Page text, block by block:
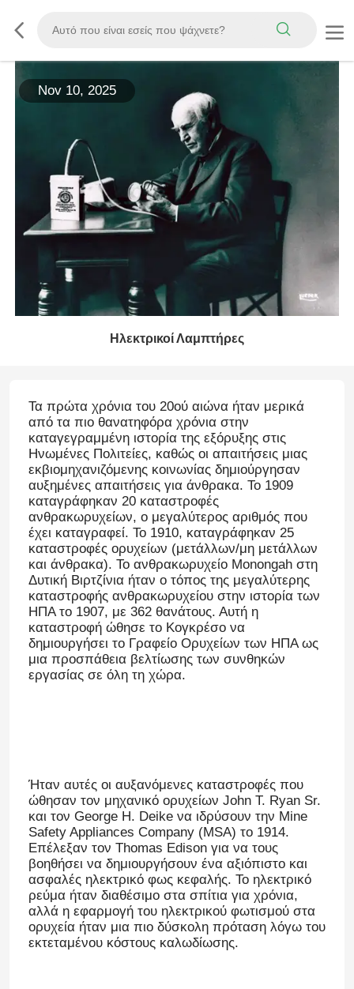
Nov 10, 2025
Ηλεκτρικοί Λαμπτήρες
Τα πρώτα χρόνια του 20ού αιώνα ήταν μερικά
από τα πιο θανατηφόρα χρόνια στην
καταγεγραμμένη ιστορία της εξόρυξης στις
Ηνωμένες Πολιτείες, καθώς οι απαιτήσεις μιας
εκβιομηχανιζόμενης κοινωνίας δημιούργησαν
αυξημένες απαιτήσεις για άνθρακα. Το 1909
καταγράφηκαν 20 καταστροφές
ανθρακωρυχείων, ο μεγαλύτερος αριθμός που
έχει καταγραφεί. Το 1910, καταγράφηκαν 25
καταστροφές ορυχείων (μετάλλων/μη μετάλλων
και άνθρακα). Το ανθρακωρυχείο Monongah στη
Δυτική Βιρτζίνια ήταν ο τόπος της μεγαλύτερης
καταστροφής ανθρακωρυχείου στην ιστορία των
ΗΠΑ το 1907, με 362 θανάτους. Αυτή η
καταστροφή ώθησε το Κογκρέσο να
δημιουργήσει το Γραφείο Ορυχείων των ΗΠΑ ως
μια προσπάθεια βελτίωσης των συνθηκών
εργασίας σε όλη τη χώρα.
Ήταν αυτές οι αυξανόμενες καταστροφές που
ώθησαν τον μηχανικό ορυχείων John T. Ryan Sr.
και τον George H. Deike να ιδρύσουν την Mine
Safety Appliances Company (MSA) το 1914.
Επέλεξαν τον Thomas Edison για να τους
βοηθήσει να δημιουργήσουν ένα αξιόπιστο και
ασφαλές ηλεκτρικό φως κεφαλής. Το ηλεκτρικό
ρεύμα ήταν διαθέσιμο στα σπίτια για χρόνια,
αλλά η εφαρμογή του ηλεκτρικού φωτισμού στα
ορυχεία ήταν μια πιο δύσκολη πρόταση λόγω του
εκτεταμένου κόστους καλωδίωσης.